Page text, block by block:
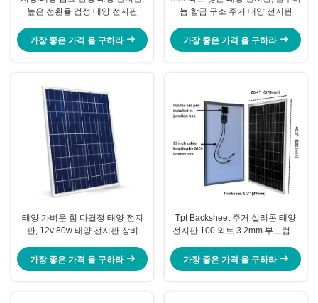
높은 전환율 검정 태양 전지판
가장 좋은 가격 을 구하라
늄 합금 구조 주거 태양 전지판
가장 좋은 가격 을 구하라
태양 가벼운 힘 다결정 태양 전지
판, 12v 80w 태양 전지판 장비
가장 좋은 가격 을 구하라
Tpt Backsheet 주거 실리콘 태양
전지판 100 와트 3.2mm 부드럽게
가장 좋은 가격 을 구하라